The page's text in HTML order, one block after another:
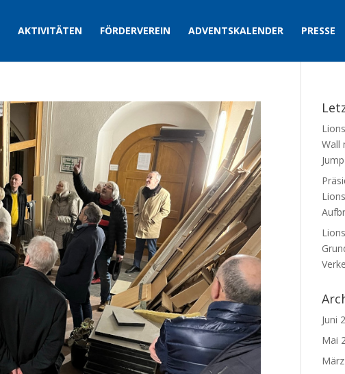
AKTIVITÄTEN FÖRDERVEREIN ADVENTSKALENDER PRESSE
Wall
Juni
Mai